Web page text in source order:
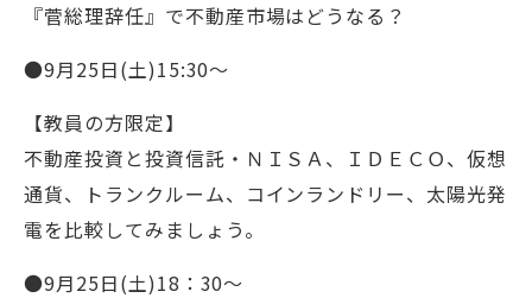
『菅総理辞任』で不動産市場はどうなる？
●9月25日(土)15:30～
【教員の方限定】
不動産投資と投資信託・ＮＩＳＡ、ＩＤＥＣＯ、仮想
通貨、トランクルーム、コインランドリー、太陽光発
電を比較してみましょう。
●9月25日(土)18：30～